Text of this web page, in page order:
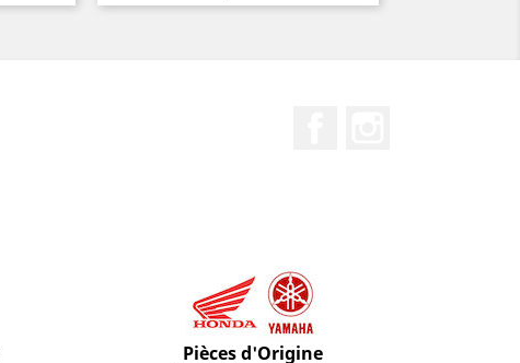
Pièces d'Origine